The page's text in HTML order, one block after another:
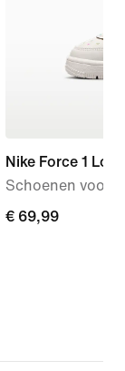
Nike Force 1 Low
Schoenen voor
€ 69,99
€ 69,99